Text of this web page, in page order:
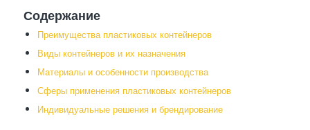
Содержание
Преимущества пластиковых контейнеров
Виды контейнеров и их назначения
Материалы и особенности производства
Сферы применения пластиковых контейнеров
Индивидуальные решения и брендирование